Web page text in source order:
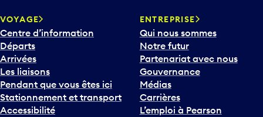
v
e
r
s
l
e
b
a
VOYAGE
Centre d’information
Départs
Arrivées
Les liaisons
Pendant que vous êtes ici
Stationnement et transport
Accessibilité
ENTREPRISE
Qui nous sommes
Notre futur
Partenariat avec nous
Gouvernance
Médias
Carrières
L’emploi à Pearson